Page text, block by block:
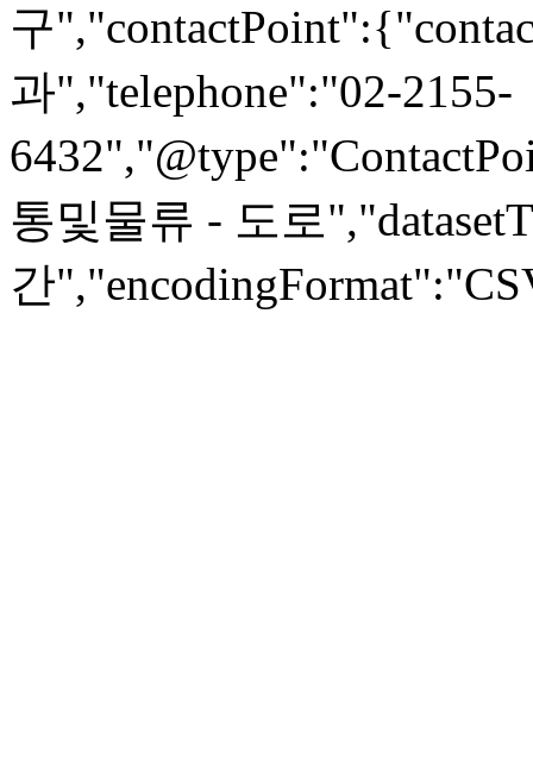
구
과","telephone":"02-2155-
통및물류 - 도로
간